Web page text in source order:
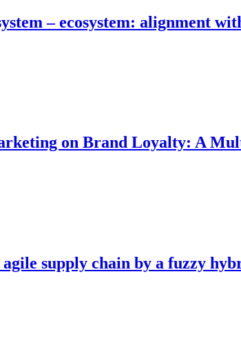
– ecosystem: alignment
on Brand Loyalty: A
supply chain by a fuzzy